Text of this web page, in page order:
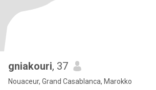
gniakouri, 37
Nouaceur, Grand Casablanca, Marokko